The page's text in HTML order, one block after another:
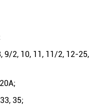
9/2, 10, 11, 11/2, 12-25,
35;